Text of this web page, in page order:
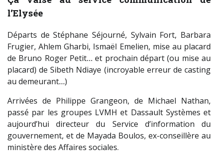
l’Elysée
Départs de Stéphane Séjourné, Sylvain Fort, Barbara
Frugier, Ahlem Gharbi, Ismaël Emelien, mise au placard
de Bruno Roger Petit… et prochain départ (ou mise au
placard) de Sibeth Ndiaye (incroyable erreur de casting
au demeurant…)
Arrivées de Philippe Grangeon, de Michael Nathan,
passé par les groupes LVMH et Dassault Systèmes et
aujourd’hui directeur du Service d’information du
gouvernement, et de Mayada Boulos, ex-conseillère au
ministère des Affaires sociales.